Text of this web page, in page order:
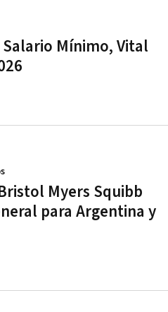
Mínimo, Vital
Myers Squibb
para Argentina y